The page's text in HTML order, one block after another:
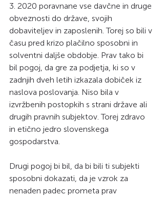
3. 2020 poravnane vse davčne in druge
obveznosti do države, svojih
dobaviteljev in zaposlenih. Torej so bili v
času pred krizo plačilno sposobni in
solventni daljše obdobje. Prav tako bi
bil pogoj, da gre za podjetja, ki so v
zadnjih dveh letih izkazala dobiček iz
naslova poslovanja. Niso bila v
izvržbenih postopkih s strani države ali
drugih pravnih subjektov. Torej zdravo
in etično jedro slovenskega
gospodarstva.
Drugi pogoj bi bil, da bi bili ti subjekti
sposobni dokazati, da je vzrok za
nenaden padec prometa prav